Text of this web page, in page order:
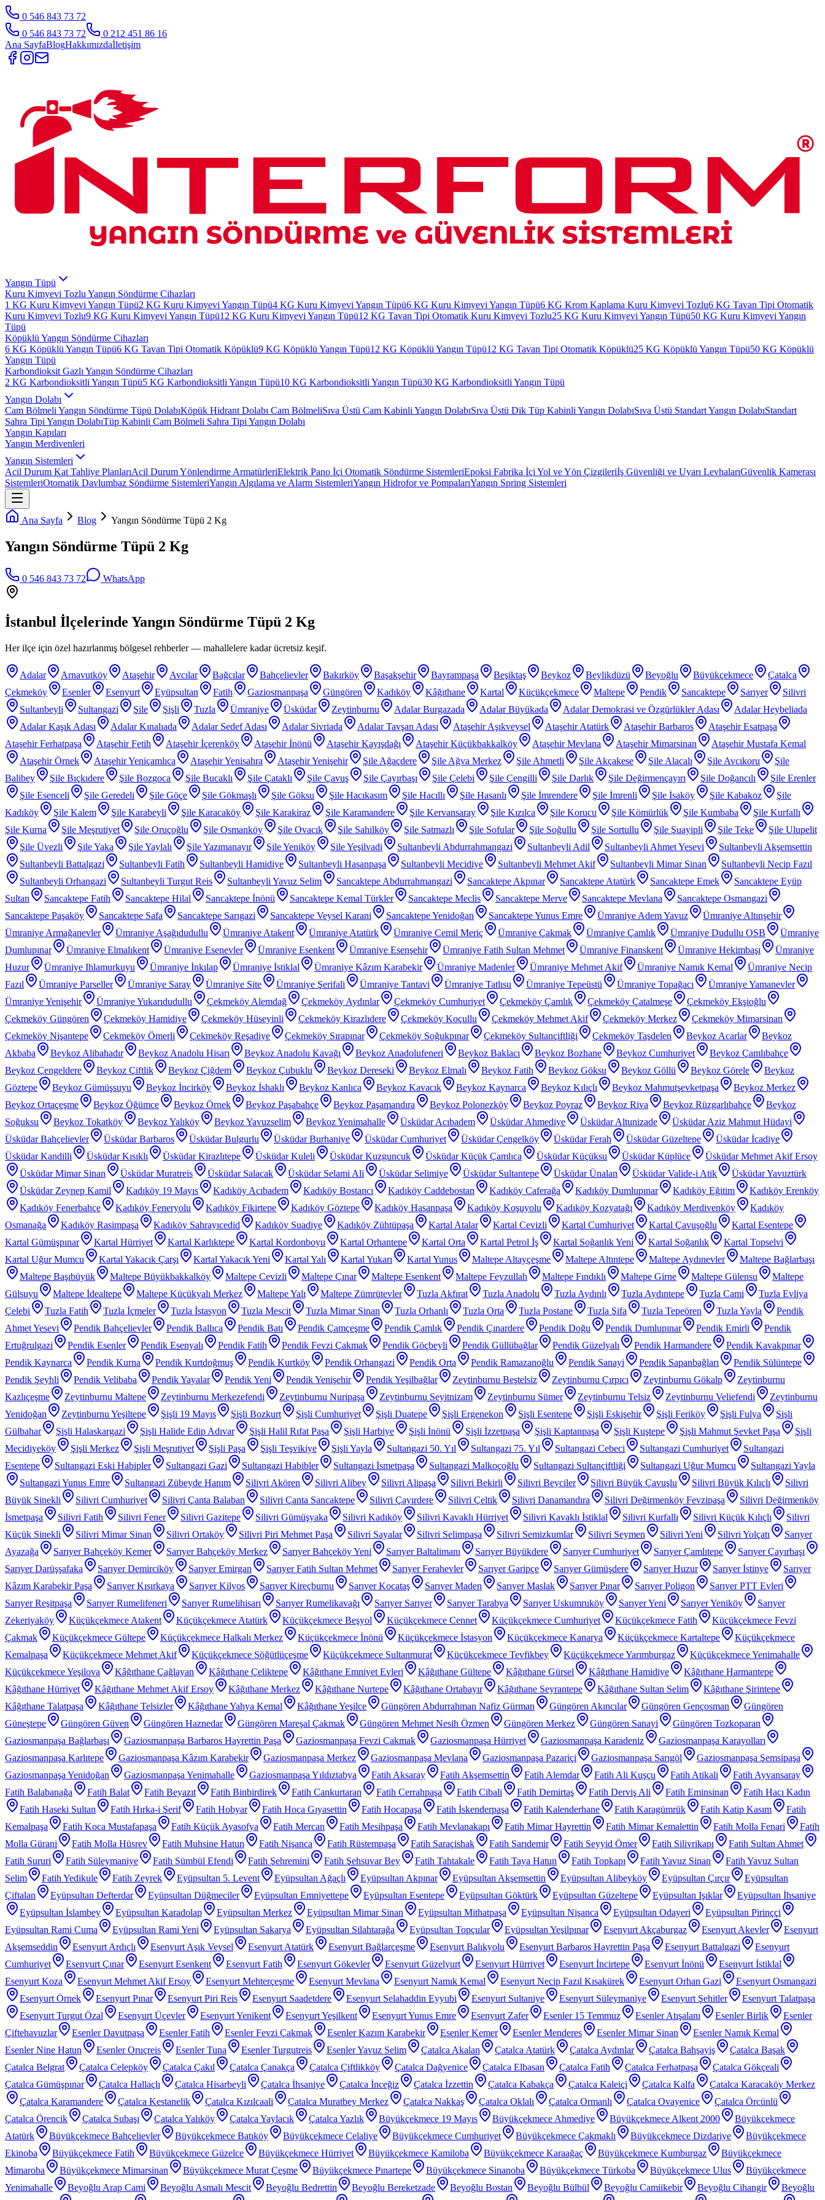
0 546 843 73 72
0 546 843 73 72
0 212 451 86 16
Ana SayfaBlogHakkımızdaİletişim
Yangın Tüpü
Kuru Kimyevi Tozlu Yangın Söndürme Cihazları
1 KG Kuru Kimyevi Yangın Tüpü2 KG Kuru Kimyevi Yangın Tüpü4 KG Kuru Kimyevi Yangın Tüpü6 KG Kuru Kimyevi Yangın Tüpü6 KG Krom Kaplama Kuru Kimyevi Tozlu6 KG Tavan Tipi Otomatik
Kuru Kimyevi Tozlu9 KG Kuru Kimyevi Yangın Tüpü12 KG Kuru Kimyevi Yangın Tüpü12 KG Tavan Tipi Otomatik Kuru Kimyevi Tozlu25 KG Kuru Kimyevi Yangın Tüpü50 KG Kuru Kimyevi Yangın
Tüpü
Köpüklü Yangın Söndürme Cihazları
6 KG Köpüklü Yangın Tüpü6 KG Tavan Tipi Otomatik Köpüklü9 KG Köpüklü Yangın Tüpü12 KG Köpüklü Yangın Tüpü12 KG Tavan Tipi Otomatik Köpüklü25 KG Köpüklü Yangın Tüpü50 KG Köpüklü
Yangın Tüpü
Karbondioksit Gazlı Yangın Söndürme Cihazları
2 KG Karbondioksitli Yangın Tüpü5 KG Karbondioksitli Yangın Tüpü10 KG Karbondioksitli Yangın Tüpü30 KG Karbondioksitli Yangın Tüpü
Yangın Dolabı
Cam Bölmeli Yangın Söndürme Tüpü DolabıKöpük Hidrant Dolabı Cam BölmeliSıva Üstü Cam Kabinli Yangın DolabıSıva Üstü Dik Tüp Kabinli Yangın DolabıSıva Üstü Standart Yangın DolabıStandart
Sahra Tipi Yangın DolabıTüp Kabinli Cam Bölmeli Sahra Tipi Yangın Dolabı
Yangın Kapıları
Yangın Merdivenleri
Yangın Sistemleri
Acil Durum Kat Tahliye PlanlarıAcil Durum Yönlendirme ArmatürleriElektrik Pano İçi Otomatik Söndürme SistemleriEpoksi Fabrika İçi Yol ve Yön Çizgileriİş Güvenliği ve Uyarı LevhalarıGüvenlik Kamerası
SistemleriOtomatik Davlumbaz Söndürme SistemleriYangın Algılama ve Alarm SistemleriYangın Hidrofor ve PompalarıYangın Spring Sistemleri
Ana Sayfa Blog Yangın Söndürme Tüpü 2 Kg
Yangın Söndürme Tüpü 2 Kg
0 546 843 73 72 WhatsApp
İstanbul İlçelerinde Yangın Söndürme Tüpü 2 Kg
Her ilçe için özel hazırlanmış bölgesel rehberler — mahallelere kadar ücretsiz keşif.
Adalar Arnavutköy Ataşehir Avcılar Bağcılar Bahçelievler Bakırköy Başakşehir Bayrampaşa Beşiktaş Beykoz Beylikdüzü Beyoğlu Büyükçekmece
Çatalca
Çekmeköy
Esenler Esenyurt Eyüpsultan Fatih Gaziosmanpaşa Güngören Kadıköy Kâğıthane Kartal Küçükçekmece Maltepe Pendik Sancaktepe Sarıyer
Silivri
Sultanbeyli
Sultangazi Şile Şişli Tuzla Ümraniye Üsküdar Zeytinburnu Adalar Burgazada Adalar Büyükada Adalar Demokrasi ve Özgürlükler Adası
Adalar Heybeliada
Adalar Kaşık Adası
Adalar Kınalıada Adalar Sedef Adası Adalar Sivriada Adalar Tavşan Adası Ataşehir Aşıkveysel Ataşehir Atatürk Ataşehir Barbaros
Ataşehir Esatpaşa
Ataşehir Ferhatpaşa
Ataşehir Fetih Ataşehir İçerenköy Ataşehir İnönü Ataşehir Kayışdağı Ataşehir Küçükbakkalköy Ataşehir Mevlana Ataşehir Mimarsinan
Ataşehir Mustafa Kemal
Ataşehir Örnek
Ataşehir Yeniçamlıca Ataşehir Yenisahra Ataşehir Yenişehir Şile Ağaçdere Şile Ağva Merkez Şile Ahmetli Şile Akçakese Şile Alacalı Şile Avcıkoru
Şile
Balibey
Şile Bıçkıdere Şile Bozgoca Şile Bucaklı Şile Çataklı Şile Çavuş Şile Çayırbaşı Şile Çelebi Şile Çengilli Şile Darlık Şile Değirmençayırı Şile Doğancılı
Şile Erenler
Şile Esenceli
Şile Geredeli Şile Göçe Şile Gökmaşlı Şile Göksu Şile Hacıkasım Şile Hacıllı Şile Hasanlı Şile İmrendere Şile İmrenli Şile İsaköy Şile Kabakoz
Şile
Kadıköy
Şile Kalem Şile Karabeyli Şile Karacaköy Şile Karakiraz Şile Karamandere Şile Kervansaray Şile Kızılca Şile Korucu Şile Kömürlük Şile Kumbaba
Şile Kurfallı
Şile Kurna
Şile Meşrutiyet Şile Oruçoğlu Şile Osmanköy Şile Ovacık Şile Sahilköy Şile Satmazlı Şile Sofular Şile Soğullu Şile Sortullu Şile Şuayipli Şile Teke
Şile Ulupelit
Şile Üvezli
Şile Yaka Şile Yaylalı Şile Yazımanayır Şile Yeniköy Şile Yeşilvadi Sultanbeyli Abdurrahmangazi Sultanbeyli Adil Sultanbeyli Ahmet Yesevi
Sultanbeyli Akşemsettin
Sultanbeyli Battalgazi
Sultanbeyli Fatih Sultanbeyli Hamidiye Sultanbeyli Hasanpaşa Sultanbeyli Mecidiye Sultanbeyli Mehmet Akif Sultanbeyli Mimar Sinan
Sultanbeyli Necip Fazıl
Sultanbeyli Orhangazi
Sultanbeyli Turgut Reis Sultanbeyli Yavuz Selim Sancaktepe Abdurrahmangazi Sancaktepe Akpınar Sancaktepe Atatürk Sancaktepe Emek
Sancaktepe Eyüp
Sultan
Sancaktepe Fatih Sancaktepe Hilal Sancaktepe İnönü Sancaktepe Kemal Türkler Sancaktepe Meclis Sancaktepe Merve Sancaktepe Mevlana
Sancaktepe Osmangazi
Sancaktepe Paşaköy
Sancaktepe Safa Sancaktepe Sarıgazi Sancaktepe Veysel Karani Sancaktepe Yenidoğan Sancaktepe Yunus Emre Ümraniye Adem Yavuz
Ümraniye Altınşehir
Ümraniye Armağanevler
Ümraniye Aşağıdudullu Ümraniye Atakent Ümraniye Atatürk Ümraniye Cemil Meriç Ümraniye Çakmak Ümraniye Çamlık Ümraniye Dudullu OSB
Ümraniye
Dumlupınar
Ümraniye Elmalıkent Ümraniye Esenevler Ümraniye Esenkent Ümraniye Esenşehir Ümraniye Fatih Sultan Mehmet Ümraniye Finanskent Ümraniye Hekimbaşı
Ümraniye
Huzur
Ümraniye Ihlamurkuyu Ümraniye İnkılap Ümraniye İstiklal Ümraniye Kâzım Karabekir Ümraniye Madenler Ümraniye Mehmet Akif Ümraniye Namık Kemal
Ümraniye Necip
Fazıl
Ümraniye Parseller Ümraniye Saray Ümraniye Site Ümraniye Şerifali Ümraniye Tantavi Ümraniye Tatlısu Ümraniye Tepeüstü Ümraniye Topağacı
Ümraniye Yamanevler
Ümraniye Yenişehir
Ümraniye Yukarıdudullu Çekmeköy Alemdağ Çekmeköy Aydınlar Çekmeköy Cumhuriyet Çekmeköy Çamlık Çekmeköy Çatalmeşe
Çekmeköy Ekşioğlu
Çekmeköy Güngören
Çekmeköy Hamidiye Çekmeköy Hüseyinli Çekmeköy Kirazlıdere Çekmeköy Koçullu Çekmeköy Mehmet Akif Çekmeköy Merkez
Çekmeköy Mimarsinan
Çekmeköy Nişantepe
Çekmeköy Ömerli Çekmeköy Reşadiye Çekmeköy Sırapınar Çekmeköy Soğukpınar Çekmeköy Sultançiftliği Çekmeköy Taşdelen Beykoz Acarlar
Beykoz
Akbaba
Beykoz Alibahadır Beykoz Anadolu Hisarı Beykoz Anadolu Kavağı Beykoz Anadolufeneri Beykoz Baklacı Beykoz Bozhane Beykoz Cumhuriyet
Beykoz Çamlıbahçe
Beykoz Çengeldere
Beykoz Çiftlik Beykoz Çiğdem Beykoz Çubuklu Beykoz Dereseki Beykoz Elmalı Beykoz Fatih Beykoz Göksu Beykoz Göllü Beykoz Görele
Beykoz
Göztepe
Beykoz Gümüşsuyu Beykoz İncirköy Beykoz İshaklı Beykoz Kanlıca Beykoz Kavacık Beykoz Kaynarca Beykoz Kılıçlı Beykoz Mahmutşevketpaşa
Beykoz Merkez
Beykoz Ortaçeşme
Beykoz Öğümce Beykoz Örnek Beykoz Paşabahçe Beykoz Paşamandıra Beykoz Polonezköy Beykoz Poyraz Beykoz Riva Beykoz Rüzgarlıbahçe
Beykoz
Soğuksu
Beykoz Tokatköy Beykoz Yalıköy Beykoz Yavuzselim Beykoz Yenimahalle Üsküdar Acıbadem Üsküdar Ahmediye Üsküdar Altunizade
Üsküdar Aziz Mahmut Hüdayi
Üsküdar Bahçelievler
Üsküdar Barbaros Üsküdar Bulgurlu Üsküdar Burhaniye Üsküdar Cumhuriyet Üsküdar Çengelköy Üsküdar Ferah Üsküdar Güzeltepe
Üsküdar İcadiye
Üsküdar Kandilli
Üsküdar Kısıklı Üsküdar Kirazlıtepe Üsküdar Kuleli Üsküdar Kuzguncuk Üsküdar Küçük Çamlıca Üsküdar Küçüksu Üsküdar Küplüce
Üsküdar Mehmet Akif Ersoy
Üsküdar Mimar Sinan
Üsküdar Muratreis Üsküdar Salacak Üsküdar Selami Ali Üsküdar Selimiye Üsküdar Sultantepe Üsküdar Ünalan Üsküdar Valide-i Atik
Üsküdar Yavuztürk
Üsküdar Zeynep Kamil
Kadıköy 19 Mayıs Kadıköy Acıbadem Kadıköy Bostancı Kadıköy Caddebostan Kadıköy Caferağa Kadıköy Dumlupınar Kadıköy Eğitim
Kadıköy Erenköy
Kadıköy Fenerbahçe
Kadıköy Feneryolu Kadıköy Fikirtepe Kadıköy Göztepe Kadıköy Hasanpaşa Kadıköy Koşuyolu Kadıköy Kozyatağı Kadıköy Merdivenköy
Kadıköy
Osmanağa
Kadıköy Rasimpaşa Kadıköy Sahrayıcedid Kadıköy Suadiye Kadıköy Zühtüpaşa Kartal Atalar Kartal Cevizli Kartal Cumhuriyet Kartal Çavuşoğlu
Kartal Esentepe
Kartal Gümüşpınar
Kartal Hürriyet Kartal Karlıktepe Kartal Kordonboyu Kartal Orhantepe Kartal Orta Kartal Petrol İş Kartal Soğanlık Yeni Kartal Soğanlık
Kartal Topselvi
Kartal Uğur Mumcu
Kartal Yakacık Çarşı Kartal Yakacık Yeni Kartal Yalı Kartal Yukarı Kartal Yunus Maltepe Altayçeşme Maltepe Altıntepe Maltepe Aydınevler
Maltepe Bağlarbaşı
Maltepe Başıbüyük
Maltepe Büyükbakkalköy Maltepe Cevizli Maltepe Çınar Maltepe Esenkent Maltepe Feyzullah Maltepe Fındıklı Maltepe Girne Maltepe Gülensu
Maltepe
Gülsuyu
Maltepe İdealtepe Maltepe Küçükyalı Merkez Maltepe Yalı Maltepe Zümrütevler Tuzla Akfırat Tuzla Anadolu Tuzla Aydınlı Tuzla Aydıntepe Tuzla Cami
Tuzla Evliya
Çelebi
Tuzla Fatih Tuzla İçmeler Tuzla İstasyon Tuzla Mescit Tuzla Mimar Sinan Tuzla Orhanlı Tuzla Orta Tuzla Postane Tuzla Şifa Tuzla Tepeören Tuzla Yayla
Pendik
Ahmet Yesevi
Pendik Bahçelievler Pendik Ballıca Pendik Batı Pendik Çamçeşme Pendik Çamlık Pendik Çınardere Pendik Doğu Pendik Dumlupınar Pendik Emirli
Pendik
Ertuğrulgazi
Pendik Esenler Pendik Esenyalı Pendik Fatih Pendik Fevzi Çakmak Pendik Göçbeyli Pendik Güllübağlar Pendik Güzelyalı Pendik Harmandere
Pendik Kavakpınar
Pendik Kaynarca
Pendik Kurna Pendik Kurtdoğmuş Pendik Kurtköy Pendik Orhangazi Pendik Orta Pendik Ramazanoğlu Pendik Sanayi Pendik Sapanbağları
Pendik Sülüntepe
Pendik Şeyhli
Pendik Velibaba Pendik Yayalar Pendik Yeni Pendik Yenişehir Pendik Yeşilbağlar Zeytinburnu Beştelsiz Zeytinburnu Çırpıcı Zeytinburnu Gökalp
Zeytinburnu
Kazlıçeşme
Zeytinburnu Maltepe Zeytinburnu Merkezefendi Zeytinburnu Nuripaşa Zeytinburnu Seyitnizam Zeytinburnu Sümer Zeytinburnu Telsiz Zeytinburnu Veliefendi
Zeytinburnu
Yenidoğan
Zeytinburnu Yeşiltepe Şişli 19 Mayıs Şişli Bozkurt Şişli Cumhuriyet Şişli Duatepe Şişli Ergenekon Şişli Esentepe Şişli Eskişehir Şişli Feriköy Şişli Fulya
Şişli
Gülbahar
Şişli Halaskargazi Şişli Halide Edip Adıvar Şişli Halil Rıfat Paşa Şişli Harbiye Şişli İnönü Şişli İzzetpaşa Şişli Kaptanpaşa Şişli Kuştepe Şişli Mahmut Şevket Paşa
Şişli
Mecidiyeköy
Şişli Merkez Şişli Meşrutiyet Şişli Paşa Şişli Teşvikiye Şişli Yayla Sultangazi 50. Yıl Sultangazi 75. Yıl Sultangazi Cebeci Sultangazi Cumhuriyet
Sultangazi
Esentepe
Sultangazi Eski Habipler Sultangazi Gazi Sultangazi Habibler Sultangazi İsmetpaşa Sultangazi Malkoçoğlu Sultangazi Sultançiftliği Sultangazi Uğur Mumcu
Sultangazi Yayla
Sultangazi Yunus Emre
Sultangazi Zübeyde Hanım Silivri Akören Silivri Alibey Silivri Alipaşa Silivri Bekirli Silivri Beyciler Silivri Büyük Çavuşlu Silivri Büyük Kılıçlı
Silivri
Büyük Sinekli
Silivri Cumhuriyet Silivri Çanta Balaban Silivri Çanta Sancaktepe Silivri Çayırdere Silivri Çeltik Silivri Danamandıra Silivri Değirmenköy Fevzipaşa
Silivri Değirmenköy
İsmetpaşa
Silivri Fatih Silivri Fener Silivri Gazitepe Silivri Gümüşyaka Silivri Kadıköy Silivri Kavaklı Hürriyet Silivri Kavaklı İstiklal Silivri Kurfallı Silivri Küçük Kılıçlı
Silivri
Küçük Sinekli
Silivri Mimar Sinan Silivri Ortaköy Silivri Piri Mehmet Paşa Silivri Sayalar Silivri Selimpaşa Silivri Semizkumlar Silivri Seymen Silivri Yeni Silivri Yolçatı
Sarıyer
Ayazağa
Sarıyer Bahçeköy Kemer Sarıyer Bahçeköy Merkez Sarıyer Bahçeköy Yeni Sarıyer Baltalimanı Sarıyer Büyükdere Sarıyer Cumhuriyet Sarıyer Çamlıtepe
Sarıyer Çayırbaşı
Sarıyer Darüşşafaka
Sarıyer Demirciköy Sarıyer Emirgan Sarıyer Fatih Sultan Mehmet Sarıyer Ferahevler Sarıyer Garipçe Sarıyer Gümüşdere Sarıyer Huzur Sarıyer İstinye
Sarıyer
Kâzım Karabekir Paşa
Sarıyer Kısırkaya Sarıyer Kilyos Sarıyer Kireçburnu Sarıyer Kocataş Sarıyer Maden Sarıyer Maslak Sarıyer Pınar Sarıyer Poligon
Sarıyer PTT Evleri
Sarıyer Reşitpaşa
Sarıyer Rumelifeneri Sarıyer Rumelihisarı Sarıyer Rumelikavağı Sarıyer Sarıyer Sarıyer Tarabya Sarıyer Uskumruköy Sarıyer Yeni Sarıyer Yeniköy
Sarıyer
Zekeriyaköy
Küçükçekmece Atakent Küçükçekmece Atatürk Küçükçekmece Beşyol Küçükçekmece Cennet Küçükçekmece Cumhuriyet Küçükçekmece Fatih
Küçükçekmece Fevzi
Çakmak
Küçükçekmece Gültepe Küçükçekmece Halkalı Merkez Küçükçekmece İnönü Küçükçekmece İstasyon Küçükçekmece Kanarya Küçükçekmece Kartaltepe
Küçükçekmece
Kemalpaşa
Küçükçekmece Mehmet Akif Küçükçekmece Söğütlüçeşme Küçükçekmece Sultanmurat Küçükçekmece Tevfikbey Küçükçekmece Yarımburgaz
Küçükçekmece Yenimahalle
Küçükçekmece Yeşilova
Kâğıthane Çağlayan Kâğıthane Çeliktepe Kâğıthane Emniyet Evleri Kâğıthane Gültepe Kâğıthane Gürsel Kâğıthane Hamidiye
Kâğıthane Harmantepe
Kâğıthane Hürriyet
Kâğıthane Mehmet Akif Ersoy Kâğıthane Merkez Kâğıthane Nurtepe Kâğıthane Ortabayır Kâğıthane Seyrantepe Kâğıthane Sultan Selim
Kâğıthane Şirintepe
Kâğıthane Talatpaşa
Kâğıthane Telsizler Kâğıthane Yahya Kemal Kâğıthane Yeşilce Güngören Abdurrahman Nafiz Gürman Güngören Akıncılar Güngören Gençosman
Güngören
Güneştepe
Güngören Güven Güngören Haznedar Güngören Mareşal Çakmak Güngören Mehmet Nesih Özmen Güngören Merkez Güngören Sanayi
Güngören Tozkoparan
Gaziosmanpaşa Bağlarbaşı
Gaziosmanpaşa Barbaros Hayrettin Paşa Gaziosmanpaşa Fevzi Çakmak Gaziosmanpaşa Hürriyet Gaziosmanpaşa Karadeniz
Gaziosmanpaşa Karayolları
Gaziosmanpaşa Karlıtepe
Gaziosmanpaşa Kâzım Karabekir Gaziosmanpaşa Merkez Gaziosmanpaşa Mevlana Gaziosmanpaşa Pazariçi Gaziosmanpaşa Sarıgöl
Gaziosmanpaşa Şemsipaşa
Gaziosmanpaşa Yenidoğan
Gaziosmanpaşa Yenimahalle Gaziosmanpaşa Yıldıztabya Fatih Aksaray Fatih Akşemsettin Fatih Alemdar Fatih Ali Kuşçu Fatih Atikali
Fatih Ayvansaray
Fatih Balabanağa
Fatih Balat Fatih Beyazıt Fatih Binbirdirek Fatih Cankurtaran Fatih Cerrahpaşa Fatih Cibali Fatih Demirtaş Fatih Derviş Ali Fatih Eminsinan
Fatih Hacı Kadın
Fatih Haseki Sultan
Fatih Hırka-i Şerif Fatih Hobyar Fatih Hoca Gıyasettin Fatih Hocapaşa Fatih İskenderpaşa Fatih Kalenderhane Fatih Karagümrük Fatih Katip Kasım
Fatih
Kemalpaşa
Fatih Koca Mustafapaşa Fatih Küçük Ayasofya Fatih Mercan Fatih Mesihpaşa Fatih Mevlanakapı Fatih Mimar Hayrettin Fatih Mimar Kemalettin Fatih Molla Fenari
Fatih
Molla Gürani
Fatih Molla Hüsrev Fatih Muhsine Hatun Fatih Nişanca Fatih Rüstempaşa Fatih Saraçishak Fatih Sarıdemir Fatih Seyyid Ömer Fatih Silivrikapı
Fatih Sultan Ahmet
Fatih Sururi
Fatih Süleymaniye Fatih Sümbül Efendi Fatih Şehremini Fatih Şehsuvar Bey Fatih Tahtakale Fatih Taya Hatun Fatih Topkapı Fatih Yavuz Sinan
Fatih Yavuz Sultan
Selim
Fatih Yedikule Fatih Zeyrek Eyüpsultan 5. Levent Eyüpsultan Ağaçlı Eyüpsultan Akpınar Eyüpsultan Akşemsettin Eyüpsultan Alibeyköy Eyüpsultan Çırçır
Eyüpsultan
Çiftalan
Eyüpsultan Defterdar Eyüpsultan Düğmeciler Eyüpsultan Emniyettepe Eyüpsultan Esentepe Eyüpsultan Göktürk Eyüpsultan Güzeltepe Eyüpsultan Işıklar
Eyüpsultan İhsaniye
Eyüpsultan İslambey
Eyüpsultan Karadolap Eyüpsultan Merkez Eyüpsultan Mimar Sinan Eyüpsultan Mithatpaşa Eyüpsultan Nişanca Eyüpsultan Odayeri
Eyüpsultan Pirinççi
Eyüpsultan Rami Cuma
Eyüpsultan Rami Yeni Eyüpsultan Sakarya Eyüpsultan Silahtarağa Eyüpsultan Topçular Eyüpsultan Yeşilpınar Esenyurt Akçaburgaz Esenyurt Akevler
Esenyurt
Akşemseddin
Esenyurt Ardıçlı Esenyurt Aşık Veysel Esenyurt Atatürk Esenyurt Bağlarçeşme Esenyurt Balıkyolu Esenyurt Barbaros Hayrettin Paşa Esenyurt Battalgazi
Esenyurt
Cumhuriyet
Esenyurt Çınar Esenyurt Esenkent Esenyurt Fatih Esenyurt Gökevler Esenyurt Güzelyurt Esenyurt Hürriyet Esenyurt İncirtepe Esenyurt İnönü
Esenyurt İstiklal
Esenyurt Koza
Esenyurt Mehmet Akif Ersoy Esenyurt Mehterçeşme Esenyurt Mevlana Esenyurt Namık Kemal Esenyurt Necip Fazıl Kısakürek Esenyurt Orhan Gazi
Esenyurt Osmangazi
Esenyurt Örnek
Esenyurt Pınar Esenyurt Piri Reis Esenyurt Saadetdere Esenyurt Selahaddin Eyyubi Esenyurt Sultaniye Esenyurt Süleymaniye Esenyurt Şehitler
Esenyurt Talatpaşa
Esenyurt Turgut Özal
Esenyurt Üçevler Esenyurt Yenikent Esenyurt Yeşilkent Esenyurt Yunus Emre Esenyurt Zafer Esenler 15 Temmuz Esenler Atışalanı Esenler Birlik
Esenler
Çiftehavuzlar
Esenler Davutpaşa Esenler Fatih Esenler Fevzi Çakmak Esenler Kazım Karabekir Esenler Kemer Esenler Menderes Esenler Mimar Sinan
Esenler Namık Kemal
Esenler Nine Hatun
Esenler Oruçreis Esenler Tuna Esenler Turgutreis Esenler Yavuz Selim Çatalca Akalan Çatalca Atatürk Çatalca Aydınlar Çatalca Bahşayiş
Çatalca Başak
Çatalca Belgrat
Çatalca Celepköy Çatalca Çakıl Çatalca Çanakça Çatalca Çiftlikköy Çatalca Dağyenice Çatalca Elbasan Çatalca Fatih Çatalca Ferhatpaşa
Çatalca Gökçeali
Çatalca Gümüşpınar
Çatalca Hallaçlı Çatalca Hisarbeyli Çatalca İhsaniye Çatalca İnceğiz Çatalca İzzettin Çatalca Kabakça Çatalca Kaleiçi Çatalca Kalfa
Çatalca Karacaköy Merkez
Çatalca Karamandere
Çatalca Kestanelik Çatalca Kızılcaali Çatalca Muratbey Merkez Çatalca Nakkaş Çatalca Oklalı Çatalca Ormanlı Çatalca Ovayenice
Çatalca Örcünlü
Çatalca Örencik
Çatalca Subaşı Çatalca Yalıköy Çatalca Yaylacık Çatalca Yazlık Büyükçekmece 19 Mayıs Büyükçekmece Ahmediye Büyükçekmece Alkent 2000
Büyükçekmece
Atatürk
Büyükçekmece Bahçelievler Büyükçekmece Batıköy Büyükçekmece Celaliye Büyükçekmece Cumhuriyet Büyükçekmece Çakmaklı Büyükçekmece Dizdariye
Büyükçekmece
Ekinoba
Büyükçekmece Fatih Büyükçekmece Güzelce Büyükçekmece Hürriyet Büyükçekmece Kamiloba Büyükçekmece Karaağaç Büyükçekmece Kumburgaz
Büyükçekmece
Mimaroba
Büyükçekmece Mimarsinan Büyükçekmece Murat Çeşme Büyükçekmece Pınartepe Büyükçekmece Sinanoba Büyükçekmece Türkoba Büyükçekmece Ulus
Büyükçekmece
Yenimahalle
Beyoğlu Arap Cami Beyoğlu Asmalı Mescit Beyoğlu Bedrettin Beyoğlu Bereketzade Beyoğlu Bostan Beyoğlu Bülbül Beyoğlu Camiikebir Beyoğlu Cihangir
Beyoğlu